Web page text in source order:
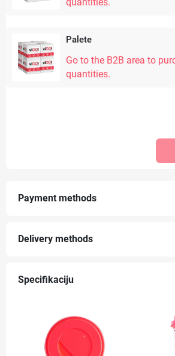
quantities.
Palete
Go to the B2B area to
quantities.
Payment methods
Delivery methods
Specifikaciju